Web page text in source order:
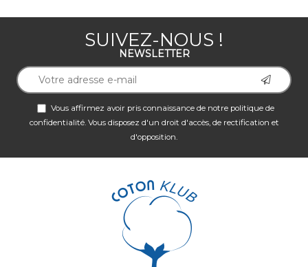
SUIVEZ-NOUS !
NEWSLETTER
Vous affirmez avoir pris connaissance de notre politique de
confidentialité. Vous disposez d'un droit d'accès, de rectification et
d'opposition.